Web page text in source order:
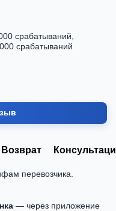
срабатываний,
срабатываний
Возврат
перевозчика.
— через приложение